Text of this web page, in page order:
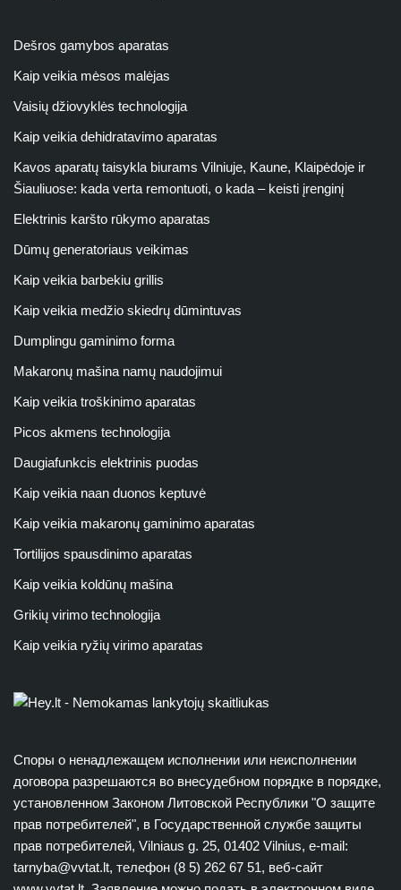
Dešros gamybos aparatas
Kaip veikia mėsos malėjas
Vaisių džiovyklės technologija
Kaip veikia dehidratavimo aparatas
Kavos aparatų taisykla biurams Vilniuje, Kaune, Klaipėdoje ir
Šiauliuose: kada verta remontuoti, o kada – keisti įrenginį
Elektrinis karšto rūkymo aparatas
Dūmų generatoriaus veikimas
Kaip veikia barbekiu grillis
Kaip veikia medžio skiedrų dūmintuvas
Dumplingu gaminimo forma
Makaronų mašina namų naudojimui
Kaip veikia troškinimo aparatas
Picos akmens technologija
Daugiafunkcis elektrinis puodas
Kaip veikia naan duonos keptuvė
Kaip veikia makaronų gaminimo aparatas
Tortilijos spausdinimo aparatas
Kaip veikia koldūnų mašina
Grikių virimo technologija
Kaip veikia ryžių virimo aparatas
Споры о ненадлежащем исполнении или неисполнении
договора разрешаются во внесудебном порядке в порядке,
установленном Законом Литовской Республики "О защите
прав потребителей", в Государственной службе защиты
прав потребителей, Vilniaus g. 25, 01402 Vilnius, e-mail:
tarnyba@vvtat.lt, телефон (8 5) 262 67 51, веб-сайт